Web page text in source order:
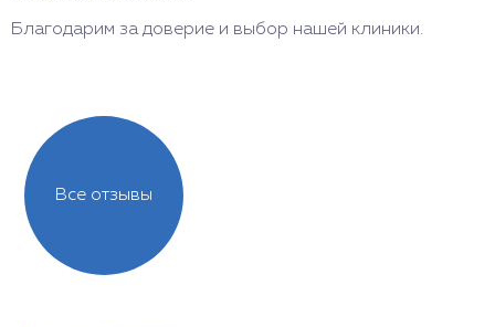
Благодарим за доверие и выбор нашей клиники.
Все отзывы